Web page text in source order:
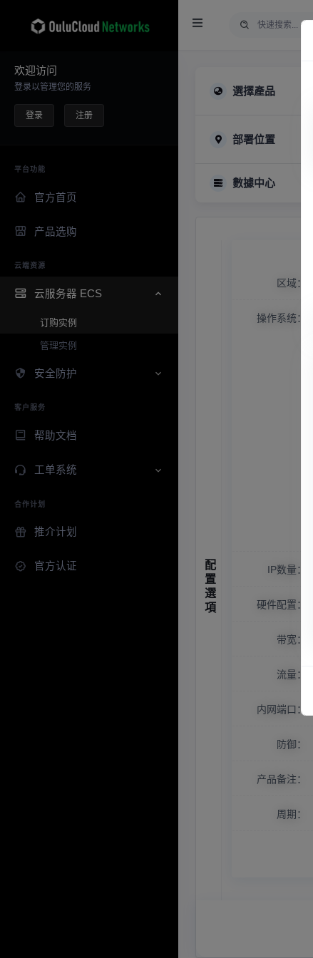
欢迎访问
登录以管理您的服务
登录 注册
平台功能
官方首页
产品选购
云端资源
云服务器 ECS
订购实例
管理实例
安全防护
客户服务
帮助文档
工单系统
合作计划
推介计划
官方认证
選擇產品
部署位置
數據中心
区域：
操作系统：
IP数量：
硬件配置：
带宽：
流量：
内网端口：
防御：
产品备注：
周期：